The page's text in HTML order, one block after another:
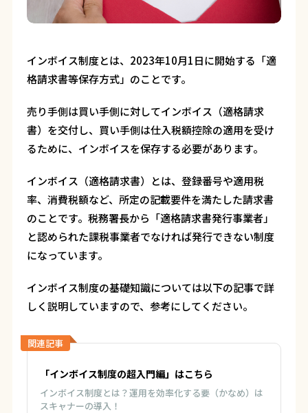
インボイス制度とは、2023年10月1日に開始する「適
格請求書等保存方式」のことです。
売り手側は買い手側に対してインボイス（適格請求
書）を交付し、買い手側は仕入税額控除の適用を受け
るために、インボイスを保存する必要があります。
インボイス（適格請求書）とは、登録番号や適用税
率、消費税額など、所定の記載要件を満たした請求書
のことです。税務署長から「適格請求書発行事業者」
と認められた課税事業者でなければ発行できない制度
になっています。
インボイス制度の基礎知識については以下の記事で詳
しく説明していますので、参考にしてください。
関連記事
「インボイス制度の超入門編」はこちら
インボイス制度とは？運用を効率化する要（かなめ）は
スキャナーの導入！